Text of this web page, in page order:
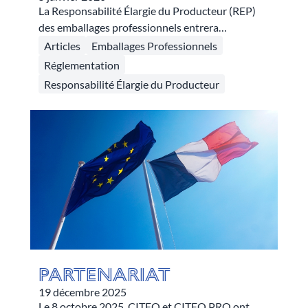
La Responsabilité Élargie du Producteur (REP)
des emballages professionnels entrera
concrètement dans le quotidien des entreprises
dans quelques mois. Nouvelles obligations,
objectifs et opportunités : il n’est pas toujours
simple de s’y retrouver. Voici l’essentiel à retenir.
Articles
Emballages Professionnels
Réglementation
Responsabilité Élargie du Producteur
Partenariat
19 décembre 2025